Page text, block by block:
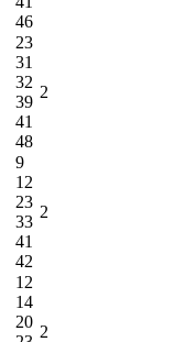
46
23
31
32
39
41
48
2
9
12
23
33
41
42
2
12
14
20
2